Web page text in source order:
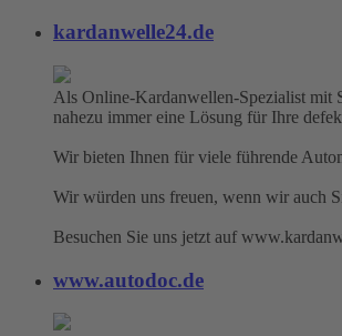
kardanwelle24.de
Als Online-Kardanwellen-Spezialist mit
nahezu immer eine Lösung für Ihre
Wir bieten Ihnen für viele führende
Wir würden uns freuen, wenn wir auch
Besuchen Sie uns jetzt auf
www.autodoc.de